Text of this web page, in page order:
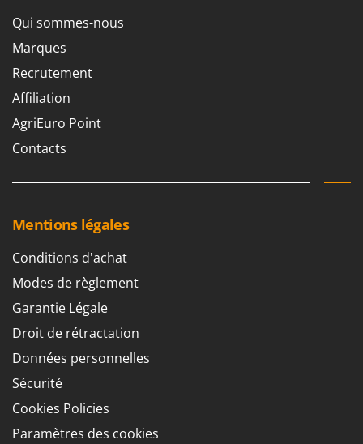
Qui sommes-nous
Marques
Recrutement
Affiliation
AgriEuro Point
Contacts
Mentions légales
Conditions d'achat
Modes de règlement
Garantie Légale
Droit de rétractation
Données personnelles
Sécurité
Cookies Policies
Paramètres des cookies